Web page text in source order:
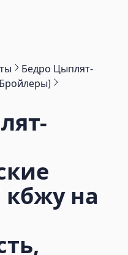
Бедро Цыплят-
кбжу на